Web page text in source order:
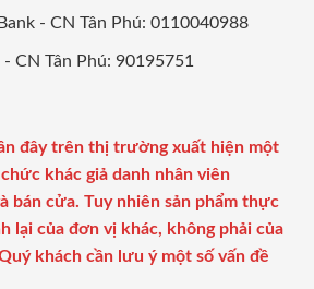
- CN Tân Phú: 0110040988
CN Tân Phú: 90195751
đây trên thị trường xuất hiện một
khác giả danh nhân viên
bán cửa. Tuy nhiên sản phẩm thực
lại của đơn vị khác, không phải của
khách cần lưu ý một số vấn đề